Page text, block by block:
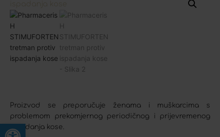
Open toolbar
Proizvod se preporučuje ženama i muškarcima s
problemom prekomjernog periodičnog i prijevremenog
ispadanja kose.